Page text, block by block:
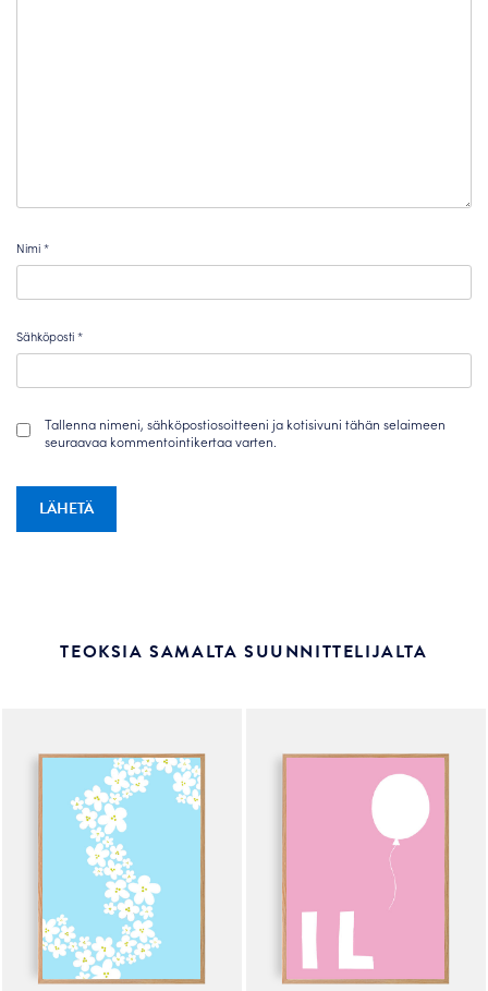
Nimi*
Sähköposti*
Tallenna nimeni, sähköpostiosoitteeni ja kotisivuni tähän selaimeen
seuraavaa kommentointikertaa varten.
TEOKSIA SAMALTA SUUNNITTELIJALTA